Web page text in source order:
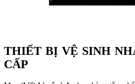
THIẾT BỊ VỆ SINH
CẤP